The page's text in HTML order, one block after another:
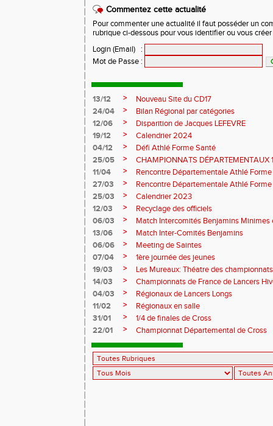
Commentez cette actualité
Pour commenter une actualité il faut posséder un
rubrique ci-dessous pour vous identifier ou vous
Login (Email)
:
Mot de Passe :
13/12 >
Nouveau Site du CD17
24/04
>
Bilan Régional par catégories
12/06
>
Disparition de Jacques LEFEVRE
19/12
>
Calendrier 2024
04/12
>
Défi Athlé Forme Santé
25/05
>
CHAMPIONNATS DÉPARTEMENTAUX
11/04
>
Rencontre Départementale Athlé
27/03
>
Rencontre Départementale Athlé
25/03
>
Calendrier 2023
12/03
>
Recyclage des officiels
06/03
>
Match Intercomités Benjamins Minimes
13/06
>
Match Inter-Comités Benjamins
06/06
>
Meeting de Saintes
07/04
>
1ère journée des jeunes
19/03
>
Les Mureaux: Théatre des
14/03
>
Championnats de France de Lancers
04/03
>
Régionaux de Lancers Longs
11/02
>
Régionaux en salle
31/01
>
1/4 de finales de Cross
22/01
> Championnat Départemental de Cross